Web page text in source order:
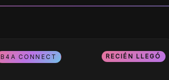
B4A CONNECT RECIÉN LLEGÓ